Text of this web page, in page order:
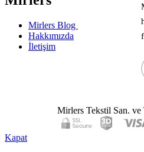
Mirlers Blog
Hakkımızda
İletişim
Mirlers Tekstil San.
Kapat